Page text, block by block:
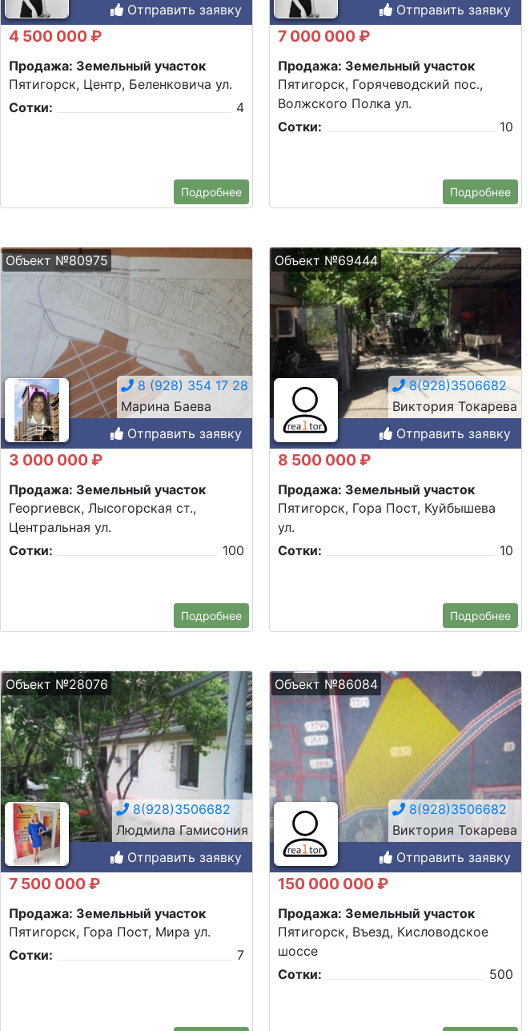
Отправить заявку
4 500 000 ₽
Продажа: Земельный участок
Пятигорск, Центр, Беленковича ул.
Сотки:
4
Подробнее
Отправить заявку
7 000 000 ₽
Продажа: Земельный участок
Пятигорск, Горячеводский пос.,
Волжского Полка ул.
Сотки:
10
Подробнее
Объект №80975
8 (928) 354 17 28
Марина Баева
Отправить заявку
3 000 000 ₽
Продажа: Земельный участок
Георгиевск, Лысогорская ст.,
Центральная ул.
Сотки:
100
Подробнее
Объект №69444
8(928)3506682
Виктория Токарева
Отправить заявку
8 500 000 ₽
Продажа: Земельный участок
Пятигорск, Гора Пост, Куйбышева
ул.
Сотки:
10
Подробнее
Объект №28076
8(928)3506682
Людмила Гамисония
Отправить заявку
7 500 000 ₽
Продажа: Земельный участок
Пятигорск, Гора Пост, Мира ул.
Сотки:
7
Объект №86084
8(928)3506682
Виктория Токарева
Отправить заявку
150 000 000 ₽
Продажа: Земельный участок
Пятигорск, Въезд, Кисловодское
шоссе
Сотки:
500